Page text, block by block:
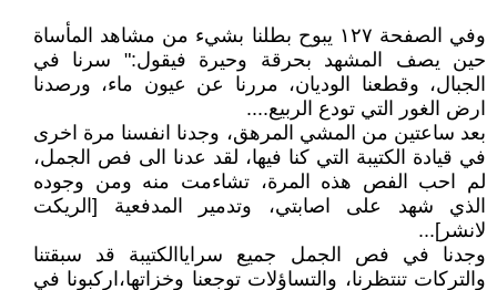
وفي الصفحة ١٢٧ يبوح بطلنا بشيء من مشاهد المأساة
حين يصف المشهد بحرقة وحيرة فيقول:" سرنا في
الجبال، وقطعنا الوديان، مررنا عن عيون ماء، ورصدنا
ارض الغور التي تودع الربيع....
بعد ساعتين من المشي المرهق، وجدنا انفسنا مرة اخرى
في قيادة الكتيبة التي كنا فيها، لقد عدنا الى فص الجمل،
لم احب الفص هذه المرة، تشاءمت منه ومن وجوده
الذي شهد على اصابتي، وتدمير المدفعية [الريكت
لانشر]...
وجدنا في فص الجمل جميع سراياالكتيبة قد سبقتنا
والتركات تنتظرنا، والتساؤلات توجعنا وخزاتها،اركبونا في